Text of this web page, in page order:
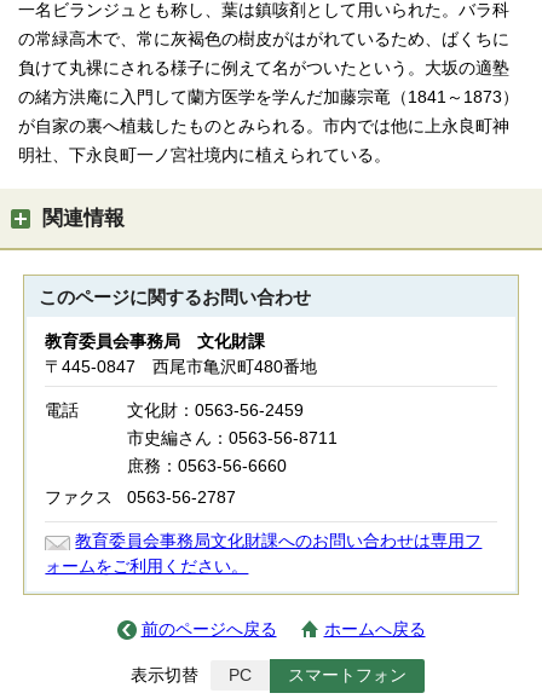
一名ビランジュとも称し、葉は鎮咳剤として用いられた。バラ科
の常緑高木で、常に灰褐色の樹皮がはがれているため、ばくちに
負けて丸裸にされる様子に例えて名がついたという。大坂の適塾
の緒方洪庵に入門して蘭方医学を学んだ加藤宗竜（1841～1873）
が自家の裏へ植栽したものとみられる。市内では他に上永良町神
明社、下永良町一ノ宮社境内に植えられている。
関連情報
このページに関するお問い合わせ
教育委員会事務局 文化財課
〒445-0847 西尾市亀沢町480番地
電話
文化財：0563-56-2459
市史編さん：0563-56-8711
庶務：0563-56-6660
ファクス
0563-56-2787
教育委員会事務局文化財課へのお問い合わせは専用フ
ォームをご利用ください。
前のページへ戻る ホームへ戻る
表示切替 PC スマートフォン